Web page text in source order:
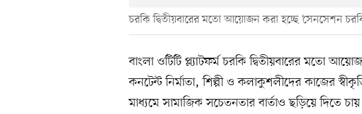
চরকি দ্বিতীয়বারের মতো আয়োজন করা হচ্ছে ‘সেনসেশন
বাংলা ওটিটি প্ল্যাটফর্ম চরকি দ্বিতীয়বারের মতো
কনটেন্ট নির্মাতা, শিল্পী ও কলাকুশলীদের কাজের
মাধ্যমে সামাজিক সচেতনতার বার্তাও ছড়িয়ে